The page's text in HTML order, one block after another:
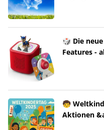
🎲 Die
Features -
🧒
Aktionen